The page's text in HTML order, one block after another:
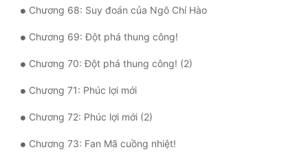
Chương 68: Suy đoán của Ngô Chí Hào
Chương 69: Đột phá thung công!
Chương 70: Đột phá thung công! (2)
Chương 71: Phúc lợi mới
Chương 72: Phúc lợi mới (2)
Chương 73: Fan Mã cuồng nhiệt!